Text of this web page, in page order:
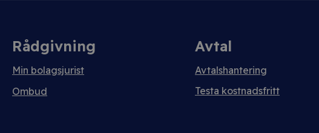
Rådgivning
Min bolagsjurist
Ombud
Avtal
Avtalshantering
Testa kostnadsfritt